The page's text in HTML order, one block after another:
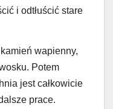
i odtłuścić stare
wapienny,
Potem
jest całkowicie
prace.